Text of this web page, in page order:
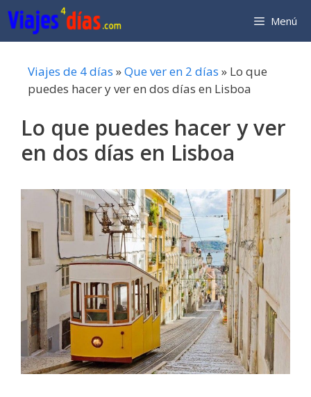
Saltar
al
contenido
Menú
Viajes de 4 días »Que ver en 2 días » Lo que
puedes hacer y ver en dos días en Lisboa
Lo que puedes hacer y ver
en dos días en Lisboa